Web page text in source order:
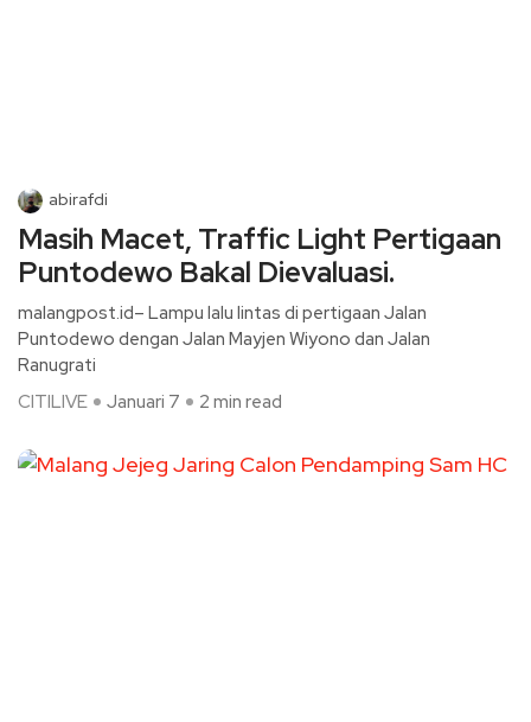
abirafdi
Masih Macet, Traffic Light Pertigaan
Puntodewo Bakal Dievaluasi.
malangpost.id– Lampu lalu lintas di pertigaan Jalan
Puntodewo dengan Jalan Mayjen Wiyono dan Jalan
Ranugrati
CITILIVE
Januari 7 2 min read